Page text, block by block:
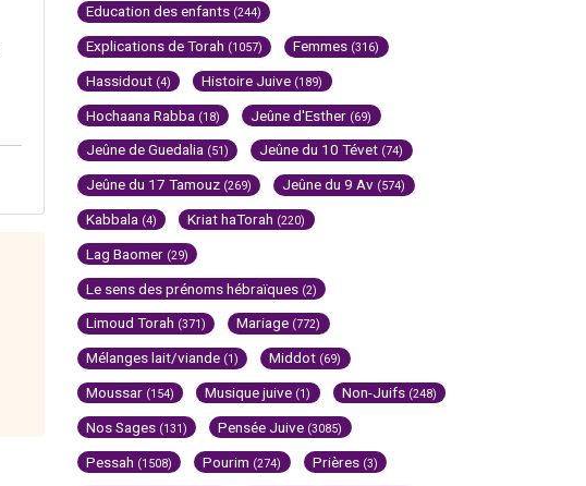
Education des enfants (244)
Explications de Torah (1057) Femmes (316)
Hassidout (4) Histoire Juive (189)
Hochaana Rabba (18) Jeûne d'Esther (69)
Jeûne de Guedalia (51) Jeûne du 10 Tévet (74)
Jeûne du 17 Tamouz (269) Jeûne du 9 Av (574)
Kabbala (4) Kriat haTorah (220)
Lag Baomer (29)
Le sens des prénoms hébraïques (2)
Limoud Torah (371) Mariage (772)
Mélanges lait/viande (1) Middot (69)
Moussar (154) Musique juive (1) Non-Juifs (248)
Nos Sages (131) Pensée Juive (3085)
Pessah (1508) Pourim (274) Prières (3)